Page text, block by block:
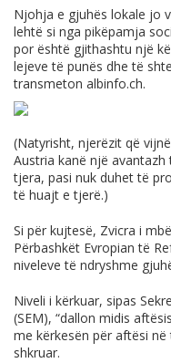
Njohja e gjuhës lokale jo
lehtë si nga pikëpamja
por është gjithashtu një
lejeve të punës dhe të
transmeton albinfo.ch.
(Natyrisht, njerëzit që
Austria kanë një
tjera, pasi nuk duhet të
të huajt e tjerë.)
Si për kujtesë, Zvicra i
Përbashkët Evropian të
niveleve të ndryshme
Niveli i kërkuar, sipas
(SEM), “dallon midis
me kërkesën për aftësi
shkruar.